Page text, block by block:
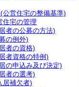
(公営住宅の整備基準)
住宅の管理
者の公募の方法)
の例外)
者の資格)
者資格の特例)
の申込み及び決定)
者の選考)
居補欠者)